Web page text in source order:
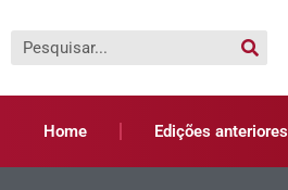
Home Edições anteriores